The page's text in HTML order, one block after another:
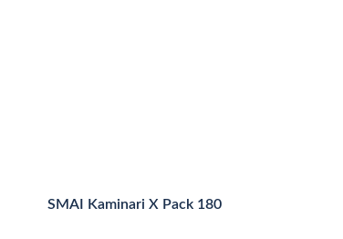
SMAI Kaminari X Pack 180